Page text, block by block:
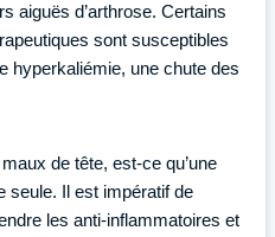
aiguës d’arthrose. Certains
sont susceptibles
hyperkaliémie, une chute des
de tête, est-ce qu’une
seule. Il est impératif de
les anti-inflammatoires et